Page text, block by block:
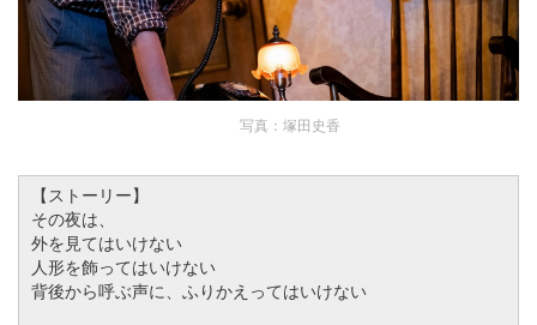
写真：塚田史香
【ストーリー】
その夜は、
外を見てはいけない
人形を飾ってはいけない
背後から呼ぶ声に、ふりかえってはいけない